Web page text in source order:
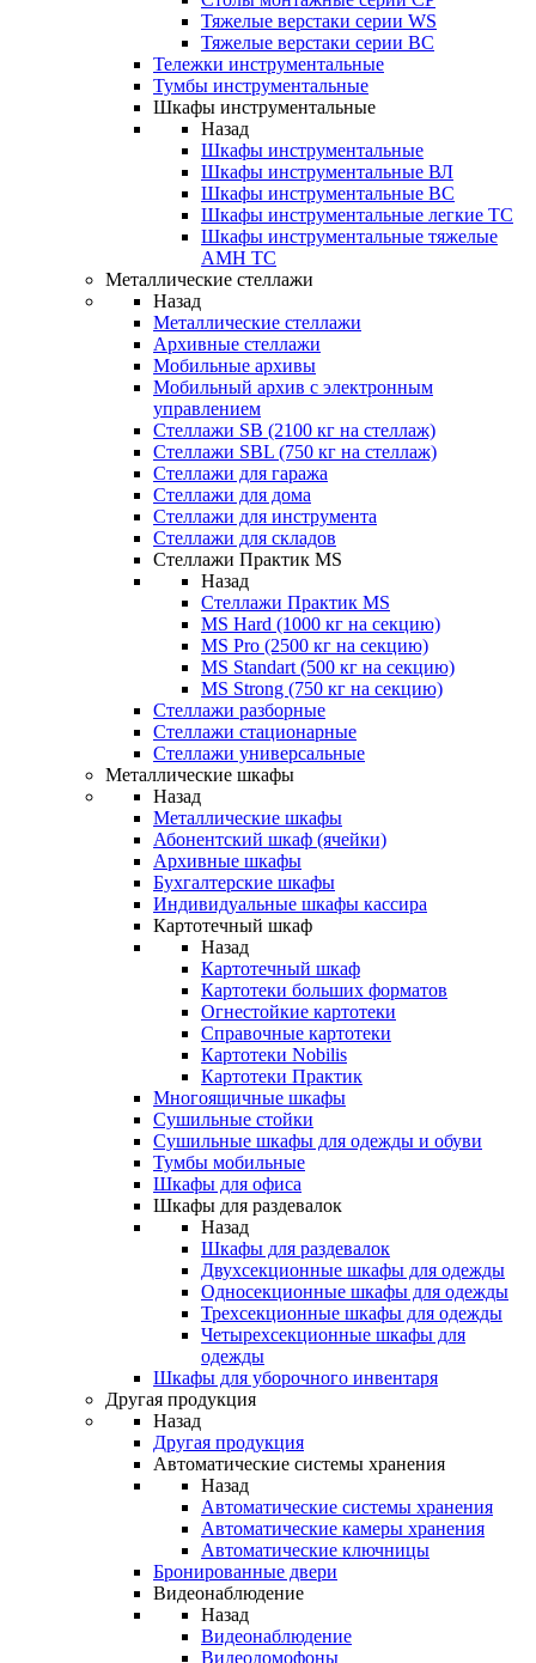
Тяжелые верстаки серии WS
Тяжелые верстаки серии ВС
Тележки инструментальные
Тумбы инструментальные
Шкафы инструментальные
Назад
Шкафы инструментальные
Шкафы инструментальные ВЛ
Шкафы инструментальные ВС
Шкафы инструментальные легкие ТС
Шкафы инструментальные тяжелые
AMH TC
Металлические стеллажи
Назад
Металлические стеллажи
Архивные стеллажи
Мобильные архивы
Мобильный архив с электронным
управлением
Стеллажи SB (2100 кг на стеллаж)
Стеллажи SBL (750 кг на стеллаж)
Стеллажи для гаража
Стеллажи для дома
Стеллажи для инструмента
Стеллажи для складов
Стеллажи Практик MS
Назад
Стеллажи Практик MS
MS Hard (1000 кг на секцию)
MS Pro (2500 кг на секцию)
MS Standart (500 кг на секцию)
MS Strong (750 кг на секцию)
Стеллажи разборные
Стеллажи стационарные
Стеллажи универсальные
Металлические шкафы
Назад
Металлические шкафы
Абонентский шкаф (ячейки)
Архивные шкафы
Бухгалтерские шкафы
Индивидуальные шкафы кассира
Картотечный шкаф
Назад
Картотечный шкаф
Картотеки больших форматов
Огнестойкие картотеки
Справочные картотеки
Картотеки Nobilis
Картотеки Практик
Многоящичные шкафы
Сушильные стойки
Сушильные шкафы для одежды и обуви
Тумбы мобильные
Шкафы для офиса
Шкафы для раздевалок
Назад
Шкафы для раздевалок
Двухсекционные шкафы для одежды
Односекционные шкафы для одежды
Трехсекционные шкафы для одежды
Четырехсекционные шкафы для
одежды
Шкафы для уборочного инвентаря
Другая продукция
Назад
Другая продукция
Автоматические системы хранения
Назад
Автоматические системы хранения
Автоматические камеры хранения
Автоматические ключницы
Бронированные двери
Видеонаблюдение
Назад
Видеонаблюдение
Видеодомофоны